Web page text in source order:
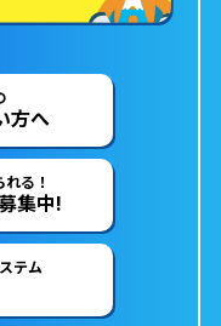
方へ
る！
集中!
テム